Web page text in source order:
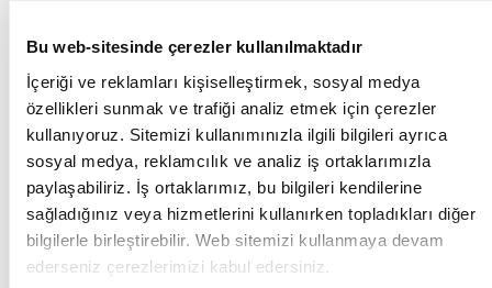
Bu web-sitesinde çerezler kullanılmaktadır
İçeriği ve reklamları kişiselleştirmek, sosyal medya
özellikleri sunmak ve trafiği analiz etmek için çerezler
kullanıyoruz. Sitemizi kullanımınızla ilgili bilgileri ayrıca
sosyal medya, reklamcılık ve analiz iş ortaklarımızla
paylaşabiliriz. İş ortaklarımız, bu bilgileri kendilerine
sağladığınız veya hizmetlerini kullanırken topladıkları diğer
bilgilerle birleştirebilir. Web sitemizi kullanmaya devam
ederseniz çerezlerimizi kabul edersiniz.
Prensip olarak tüm alacak takiplerine bu yol ile başlıyoruz. Bu
yol ile borcun sulh ile tahsil edilip edilemeyeceğini görürken,
diğer yandan ortaya çıkacak muhtemel mahkeme
masraflarını önleme amacı güdüyoruz. Sırbistan’daki
borçlunuz ile irtibata geçiyor ve ödeme yapması gerektiğini
kendisine bildiriyoruz. Özel durumlarda gerektiği taktirde
borçlunuz ile bir araya geliyor ve uyuşmazlığın çözümü için
görüşmelerde bulunuyoruz. Borçlunuza yapacak olduğumuz
yasal yollara başvurulacağı ihtarı ile Sırbistan’da bulunan